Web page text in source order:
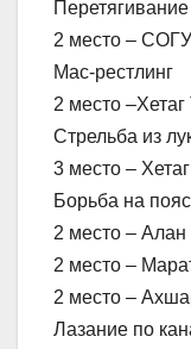
Перетягивание
2 место – СОГУ
Мас-рестлинг
2 место –Хетаг
Стрельба из
3 место –
Борьба на
2 место – Алан
2 место –
2 место –
Лазание по